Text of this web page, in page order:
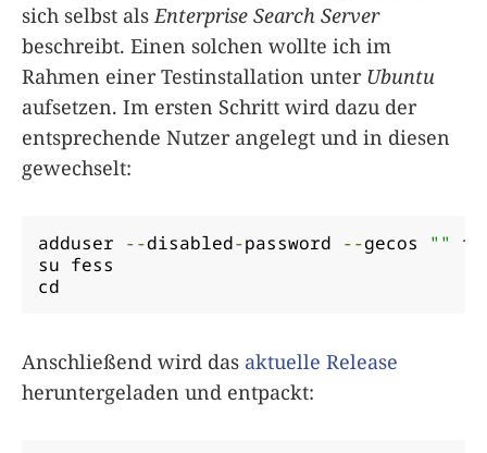
sich selbst als Enterprise Search Server
beschreibt. Einen solchen wollte ich im
Rahmen einer Testinstallation unter Ubuntu
aufsetzen. Im ersten Schritt wird dazu der
entsprechende Nutzer angelegt und in diesen
gewechselt:
adduser --disabled-password --gecos ""
su fess
cd
Anschließend wird das aktuelle Release
heruntergeladen und entpackt: